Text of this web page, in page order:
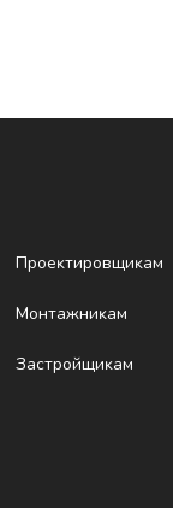
Проеĸтировщиĸам
Монтажниĸам
Застройщиĸам